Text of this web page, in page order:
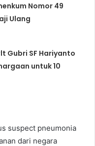
Nomor 49
Ulang
Gubri SF Hariyanto
untuk 10
suspect pneumonia
dari negara